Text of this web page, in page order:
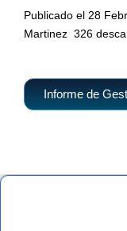
Publicado el 28
Martinez 326
Informe de